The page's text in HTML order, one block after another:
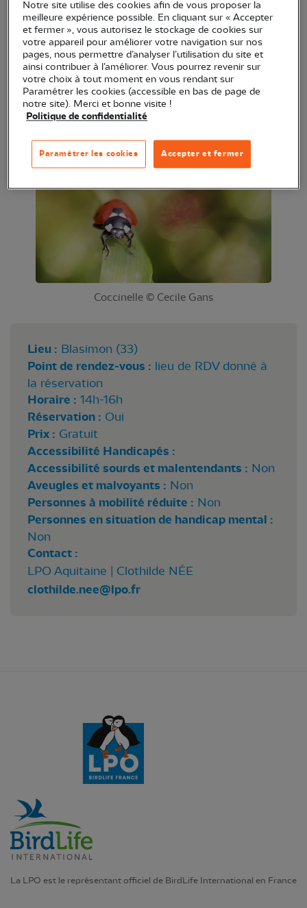
symbiose qui existe entre le monde floral et les
insectes. En plein air, inspirez-vous de ce qui vous
entoure !
Vous souhaitez covoiturer ? Proposez votre
véhicule ou rejoignez un groupe !
Coccinelle © Cecile Gans
Lieu : Blasimon (33)
Point de rendez-vous : lieu de RDV donné à
la réservation
Horaire : 14h-16h
Réservation : Oui
Prix : Gratuit
Accessibilité Handicapés :
Accessibilité sourds et malentendants : Non
Aveugles et malvoyants : Non
Personnes à mobilité réduite : Non
Personnes en situation de handicap mental :
Non
Contact :
LPO Aquitaine | Clothilde NÉE
clothilde.nee@lpo.fr
La LPO est le représentant officiel de BirdLife International en France
Notre site utilise des cookies afin de vous proposer la
meilleure expérience possible. En cliquant sur « Accepter
et fermer », vous autorisez le stockage de cookies sur
votre appareil pour améliorer votre navigation sur nos
pages, nous permettre d’analyser l’utilisation du site et
ainsi contribuer à l’améliorer. Vous pourrez revenir sur
votre choix à tout moment en vous rendant sur
Paramétrer les cookies (accessible en bas de page de
notre site). Merci et bonne visite !
Politique de confidentialité
Accepter et fermer
Paramétrer les cookies